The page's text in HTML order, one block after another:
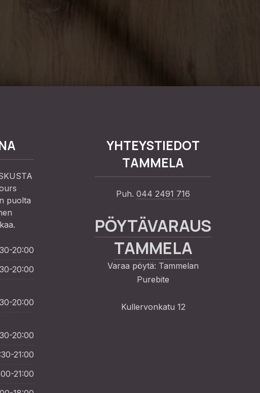
puolta
20:00
20:00
20:00
20:00
21:00
21:00
YHTEYSTIEDOT
TAMMELA
Puh. 044 2491 716
PÖYTÄVARAUS
TAMMELA
Varaa pöytä: Tammelan
Purebite
Kullervonkatu 12